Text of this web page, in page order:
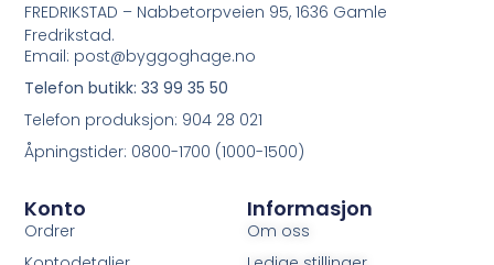
Informasjon
Om oss
Konto
Ordrer
FREDRIKSTAD – Nabbetorpveien 95, 1636 Gamle
Fredrikstad.
Email: post@byggoghage.no
Telefon butikk: 33 99 35 50
Telefon produksjon: 904 28 021
Åpningstider: 0800-1700 (1000-1500)